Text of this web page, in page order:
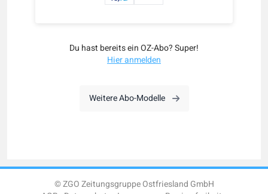
Du hast bereits ein OZ-Abo? Super!
Hier anmelden
Weitere Abo-Modelle
© ZGO Zeitungsgruppe Ostfriesland GmbH